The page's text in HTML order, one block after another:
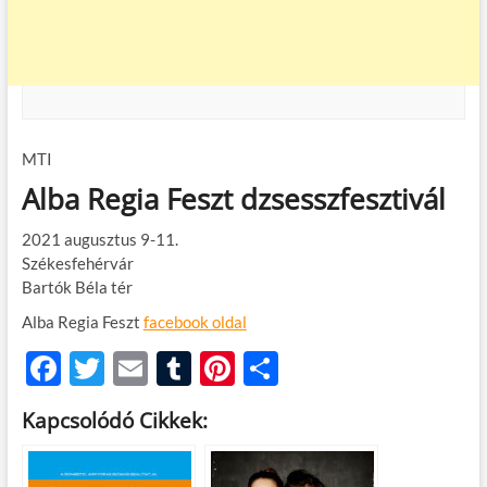
MTI
Alba Regia Feszt dzsesszfesztivál
2021 augusztus 9-11.
Székesfehérvár
Bartók Béla tér
Alba Regia Feszt facebook oldal
F
ac
e
b
T
w
itt
er
E
m
ail
T
u
m
bl
Pi
es
O
m
Kapcsolódó Cikkek: